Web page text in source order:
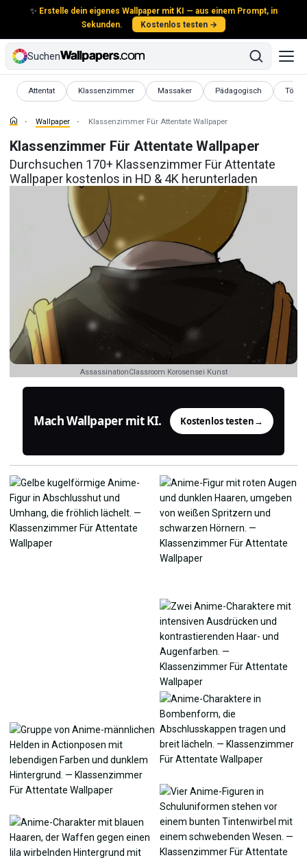
✨ Erstelle dein eigenes Wallpaper mit KI — aus einem Prompt, in
Sekunden.
Kostenlos testen →
Suchen
Attentat
Wallpaper Klassenzimmer
Wallpaper Massaker
Wallpaper Pädagogisch
Wallpaper
Wallpaper Klassenzimmer Für Attentate Wallpaper
Klassenzimmer Für Attentate Wallpaper
Durchsuchen 170+ Klassenzimmer Für Attentate
Wallpaper kostenlos in HD & 4K herunterladen
AssassinationClassroom Korosensei Kunst
Mach Wallpaper mit KI. Kostenlos testen→